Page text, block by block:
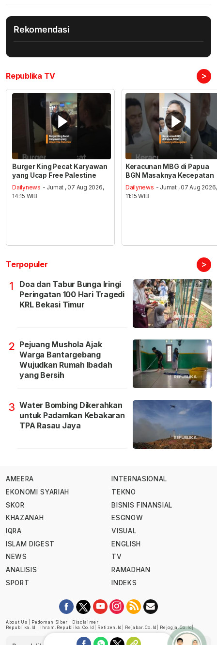
Rekomendasi
Republika TV >
Burger King Pecat Karyawan
yang Ucap Free Palestine
Dailynews - Jumat , 07 Aug 2026,
14:15 WIB
Keracunan MBG di Papua
BGN Masaknya Kecepatan
Dailynews - Jumat , 07 Aug 2026,
11:15 WIB
Terpopuler >
1
Doa dan Tabur Bunga Iringi
Peringatan 100 Hari Tragedi
KRL Bekasi Timur
2 Pejuang Mushola Ajak
Warga Bantargebang
Wujudkan Rumah Ibadah
yang Bersih
3 Water Bombing Dikerahkan
untuk Padamkan Kebakaran
TPA Rasau Jaya
AMEERA
EKONOMI SYARIAH
SKOR
KHAZANAH
IQRA
ISLAM DIGEST
NEWS
ANALISIS
SPORT
INTERNASIONAL
TEKNO
BISNIS FINANSIAL
ESGNOW
VISUAL
ENGLISH
TV
RAMADHAN
INDEKS
About Us Pedoman Siber
Disclaimer
Republika.id
Ihram.republika.co.id Retizen.id Rejabar.co.id Rejogja.co.id|